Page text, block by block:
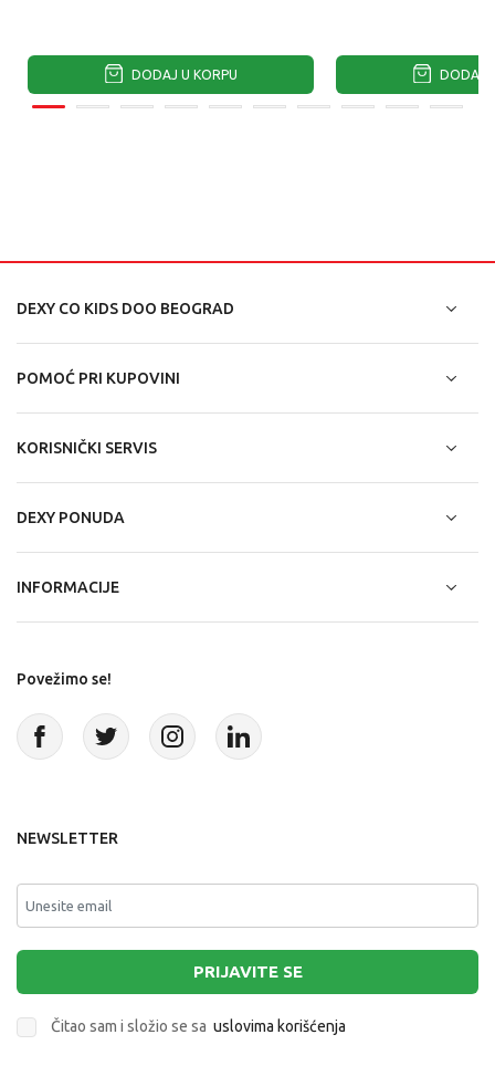
DODAJ U KORPU DODAJ
DEXY CO KIDS DOO BEOGRAD
POMOĆ PRI KUPOVINI
KORISNIČKI SERVIS
DEXY PONUDA
INFORMACIJE
Povežimo se!
NEWSLETTER
PRIJAVITE SE
Čitao sam i složio se sa uslovima korišćenja